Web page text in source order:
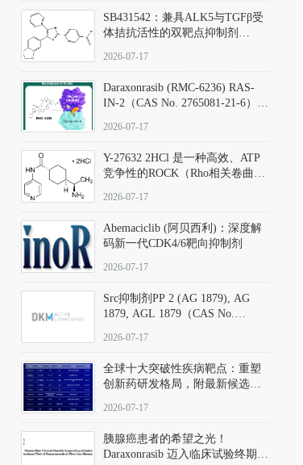
SB431542：兼具ALK5与TGFβ受
体拮抗活性的双靶点抑制剂
D801067）
2026-07-17
Daraxonrasib (RMC-6236) RAS-
IN-2（CAS No. 2765081-21-6）：
向KRAS/NRAS/HRAS的广谱RAS
2026-07-17
Y-27632 2HCl 是一种高效、ATP
竞争性的ROCK（Rho相关卷曲螺
同等抑制ROCK1与ROCK2；其通
过精准嵌入激酶的ATP结合位点
发挥抑制作用，对ROCK1和
ROCK2的解离常数（Ki）分别为
140 nM和300 nM；在众多丝氨酸/
中，其靶向ROCK的选择性超过
200倍，凸显出优异的分子特异
2026-07-17
Abemaciclib (阿贝西利)：深度解
码新一代CDK4/6靶向抑制剂
2026-07-17
Src抑制剂PP 2 (AG 1879), AG
1879, AGL 1879（CAS No.
应用指南
2026-07-17
全球十大突破性疾病靶点：重塑
创新药研发格局，附最新候选分
2026-07-17
胰腺癌患者的希望之光！
Daraxonrasib 迈入临床试验终期阶